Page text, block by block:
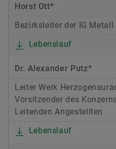
Horst Ott*
Bezirksleiter der IG Metall
Lebenslauf
Dr. Alexander Putz*
Leiter Werk
Vorsitzender des
Leitenden Angestellten
Lebenslauf